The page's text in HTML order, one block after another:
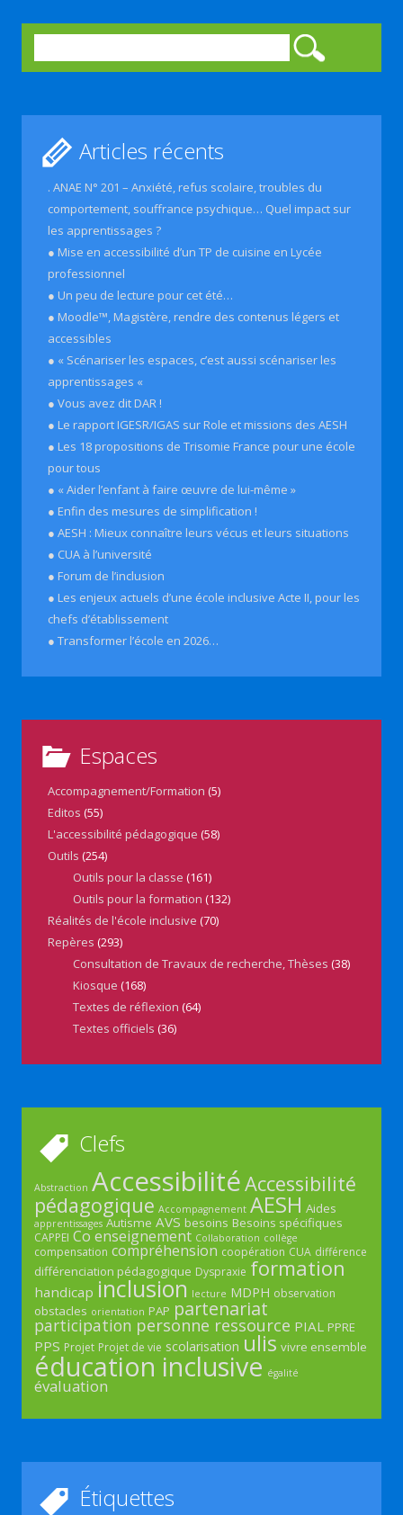
Articles récents
. ANAE N° 201 – Anxiété, refus scolaire, troubles du
comportement, souffrance psychique… Quel impact sur
les apprentissages ?
● Mise en accessibilité d’un TP de cuisine en Lycée
professionnel
● Un peu de lecture pour cet été…
● Moodle™, Magistère, rendre des contenus légers et
accessibles
● « Scénariser les espaces, c’est aussi scénariser les
apprentissages «
● Vous avez dit DAR !
● Le rapport IGESR/IGAS sur Role et missions des AESH
● Les 18 propositions de Trisomie France pour une école
pour tous
● « Aider l’enfant à faire œuvre de lui-même »
● Enfin des mesures de simplification !
● AESH : Mieux connaître leurs vécus et leurs situations
● CUA à l’université
● Forum de l’inclusion
● Les enjeux actuels d’une école inclusive Acte II, pour les
chefs d’établissement
● Transformer l’école en 2026…
Espaces
Accompagnement/Formation (5)
Editos (55)
L'accessibilité pédagogique (58)
Outils (254)
Outils pour la classe (161)
Outils pour la formation (132)
Réalités de l'école inclusive (70)
Repères (293)
Consultation de Travaux de recherche, Thèses (38)
Kiosque (168)
Textes de réflexion (64)
Textes officiels (36)
Clefs
Abstraction AccessibilitéAccessibilité
pédagogique Accompagnement AESH Aides
apprentissages Autisme AVS besoins Besoins spécifiques
CAPPEI Co enseignement Collaboration collège
compensation compréhension coopération CUA différence
différenciation pédagogique Dyspraxie formation
handicap inclusion lecture MDPH observation
obstacles orientation PAP partenariat
participation personne ressource PIAL PPRE
PPS Projet Projet de vie scolarisation ulis vivre ensemble
éducation inclusive égalité
évaluation
Étiquettes